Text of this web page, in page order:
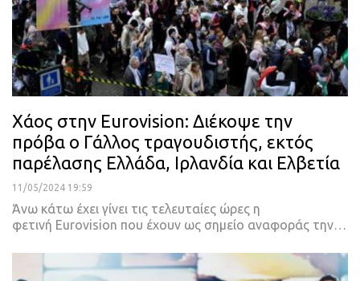
Χάος στην Eurovision: Διέκοψε την
πρόβα ο Γάλλος τραγουδιστής, εκτός
παρέλασης Ελλάδα, Ιρλανδία και Ελβετία
11/05/2024 19:59
Άνω κάτω έχει γίνει τις τελευταίες ώρες η
φετινή Eurovision που έχουν ως σημείο αναφοράς την…